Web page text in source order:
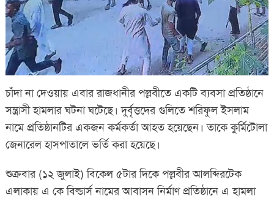
চাঁদা না দেওয়ায় এবার রাজধানীর পল্লবীতে একটি ব্যবসা প্রতিষ্ঠানে
সন্ত্রাসী হামলার ঘটনা ঘটেছে। দুর্বৃত্তদের গুলিতে শরিফুল ইসলাম
নামে প্রতিষ্ঠানটির একজন কর্মকর্তা আহত হয়েছেন। তাকে কুর্মিটোলা
জেনারেল হাসপাতালে ভর্তি করা হয়েছে।
শুক্রবার (১২ জুলাই) বিকেল ৫টার দিকে পল্লবীর আলব্দিরটেক
এলাকায় এ কে বিল্ডার্স নামের আবাসন নির্মাণ প্রতিষ্ঠানে এ হামলা